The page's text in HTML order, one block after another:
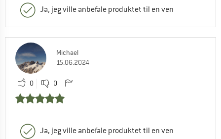
Ja, jeg ville anbefale produktet til en ven
Michael
15.06.2024
0 0
Ja, jeg ville anbefale produktet til en ven